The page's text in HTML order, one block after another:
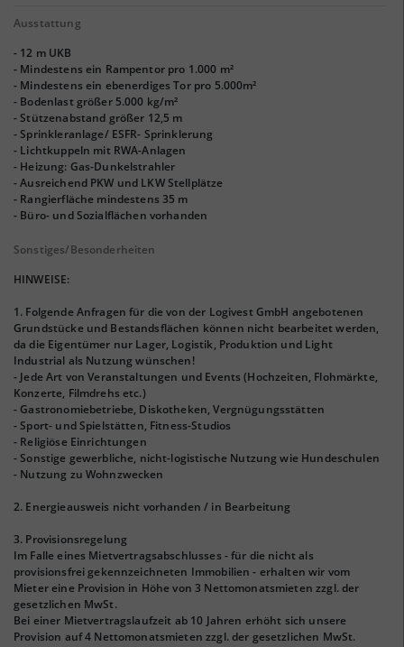
Ausstattung
- 12 m UKB
- Mindestens ein Rampentor pro 1.000 m²
- Mindestens ein ebenerdiges Tor pro 5.000m²
- Bodenlast größer 5.000 kg/m²
- Stützenabstand größer 12,5 m
- Sprinkleranlage/ ESFR- Sprinklerung
- Lichtkuppeln mit RWA-Anlagen
- Heizung: Gas-Dunkelstrahler
- Ausreichend PKW und LKW Stellplätze
- Rangierfläche mindestens 35 m
- Büro- und Sozialflächen vorhanden
Sonstiges/Besonderheiten
HINWEISE:
1. Folgende Anfragen für die von der Logivest GmbH angebotenen
Grundstücke und Bestandsflächen können nicht bearbeitet werden,
da die Eigentümer nur Lager, Logistik, Produktion und Light
Industrial als Nutzung wünschen!
- Jede Art von Veranstaltungen und Events (Hochzeiten, Flohmärkte,
Konzerte, Filmdrehs etc.)
- Gastronomiebetriebe, Diskotheken, Vergnügungsstätten
- Sport- und Spielstätten, Fitness-Studios
- Religiöse Einrichtungen
- Sonstige gewerbliche, nicht-logistische Nutzung wie Hundeschulen
- Nutzung zu Wohnzwecken
2. Energieausweis nicht vorhanden / in Bearbeitung
3. Provisionsregelung
Im Falle eines Mietvertragsabschlusses - für die nicht als
provisionsfrei gekennzeichneten Immobilien - erhalten wir vom
Mieter eine Provision in Höhe von 3 Nettomonatsmieten zzgl. der
gesetzlichen MwSt.
Bei einer Mietvertragslaufzeit ab 10 Jahren erhöht sich unsere
Provision auf 4 Nettomonatsmieten zzgl. der gesetzlichen MwSt.